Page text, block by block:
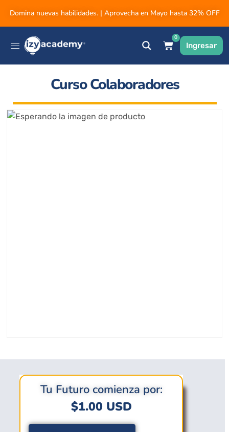
Domina nuevas habilidades. | Aprovecha en Mayo hasta 32% OFF
0
Ingresar
Curso Colaboradores
Tu Futuro comienza por:
$1.00 USD